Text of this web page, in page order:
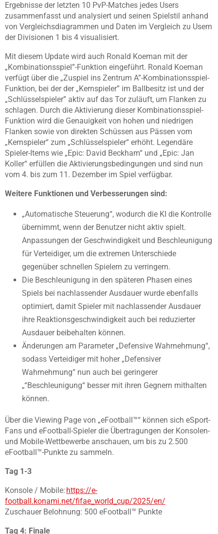
Ergebnisse der letzten 10 PvP-Matches jedes Users
zusammenfasst und analysiert und seinen Spielstil anhand
von Vergleichsdiagrammen und Daten im Vergleich zu Usern
der Divisionen 1 bis 4 visualisiert.
Mit diesem Update wird auch Ronald Koeman mit der
„Kombinationsspiel”-Funktion eingeführt. Ronald Koeman
verfügt über die „Zuspiel ins Zentrum A”-Kombinationsspiel-
Funktion, bei der der „Kernspieler” im Ballbesitz ist und der
„Schlüsselspieler” aktiv auf das Tor zuläuft, um Flanken zu
schlagen. Durch die Aktivierung dieser Kombinationsspiel-
Funktion wird die Genauigkeit von hohen und niedrigen
Flanken sowie von direkten Schüssen aus Pässen vom
„Kernspieler“ zum „Schlüsselspieler“ erhöht. Legendäre
Spieler-Items wie „Epic: David Beckham“ und „Epic: Jan
Koller“ erfüllen die Aktivierungsbedingungen und sind nun
vom 4. bis zum 11. Dezember im Spiel verfügbar.
Weitere Funktionen und Verbesserungen sind:
„Automatische Steuerung“, wodurch die KI die Kontrolle
übernimmt, wenn der Benutzer nicht aktiv spielt.
Anpassungen der Geschwindigkeit und Beschleunigung
für Verteidiger, um die extremen Unterschiede
gegenüber schnellen Spielern zu verringern.
Die Beschleunigung in den späteren Phasen eines
Spiels bei nachlassender Ausdauer wurde ebenfalls
optimiert, damit Spieler mit nachlassender Ausdauer
ihre Reaktionsgeschwindigkeit auch bei reduzierter
Ausdauer beibehalten können.
Änderungen am Parameter „Defensive Wahrnehmung“,
sodass Verteidiger mit hoher „Defensiver
Wahrnehmung“ nun auch bei geringerer
„“Beschleunigung“ besser mit ihren Gegnern mithalten
können.
Über die Viewing Page von „eFootball™“ können sich eSport-
Fans und eFootball-Spieler die Übertragungen der Konsolen-
und Mobile-Wettbewerbe anschauen, um bis zu 2.500
eFootball™-Punkte zu sammeln.
Tag 1-3
Konsole / Mobile: https://e-
football.konami.net/fifae_world_cup/2025/en/
Zuschauer Belohnung: 500 eFootball™ Punkte
Tag 4: Finale